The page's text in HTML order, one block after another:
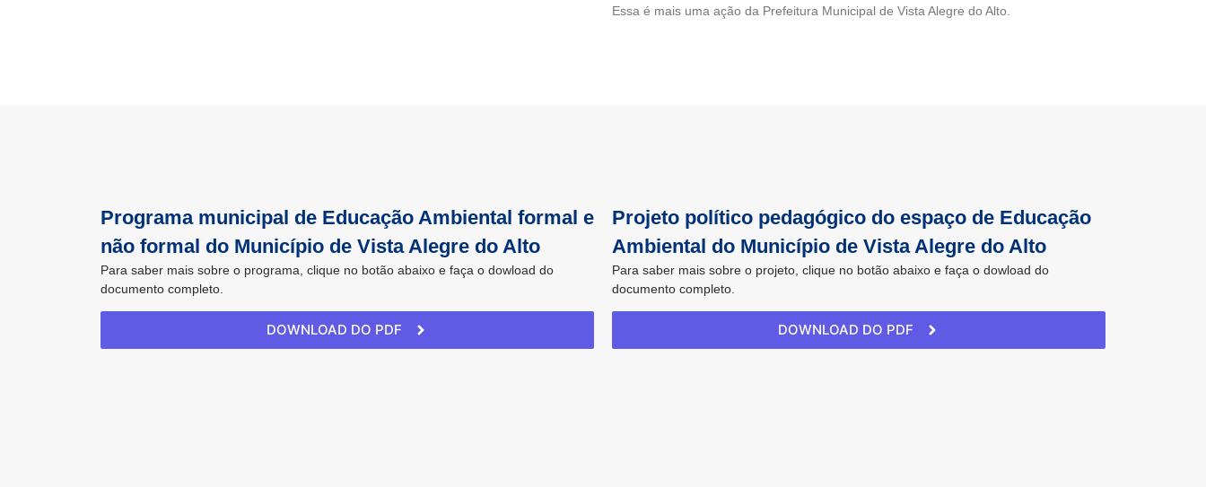
Essa é mais uma ação da Prefeitura Municipal de Vista Alegre do Alto.
Programa municipal de Educação Ambiental formal e
não formal do Município de Vista Alegre do Alto
Para saber mais sobre o programa, clique no botão abaixo e faça o dowload do
documento completo.
DOWNLOAD DO PDF
Projeto político pedagógico do espaço de Educação
Ambiental do Município de Vista Alegre do Alto
Para saber mais sobre o projeto, clique no botão abaixo e faça o dowload do
documento completo.
DOWNLOAD DO PDF